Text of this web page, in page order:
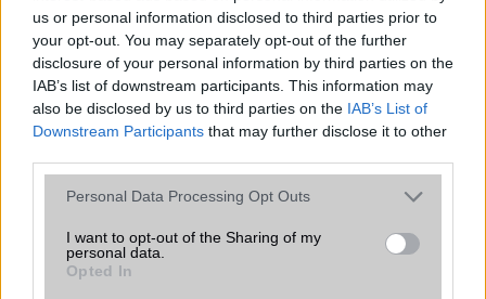
us or personal information disclosed to third parties prior to
your opt-out. You may separately opt-out of the further
disclosure of your personal information by third parties on the
IAB’s list of downstream participants. This information may
also be disclosed by us to third parties on the IAB’s List of
Downstream Participants that may further disclose it to other
Please note that this website/app uses one or more Google
not limited to your visit or usage behaviour. You may click to
grant or deny consent to Google and its third-party tags to
use your data for below specified purposes in below Google
Personal Data Processing Opt Outs
I want to opt-out of the Sharing of my
personal data.
Opted In
Típus Li-Polimer Li-Polimer
Készenléti idő h /
Cserélhetőség
Az akkumulátor
nem vehetõ ki!
Az akkumulátor nem
vehetõ ki!
Beszélgetési idő h /
66W-os
Gyorstöltésre alkalmas
ALKALMAZÁSOK ÉS ÉRZÉKELŐK
Java Nincs Nincs
Flash/Ujjlenyomat